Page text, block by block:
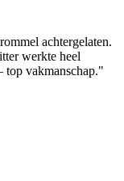
achtergelaten.
werkte heel
top vakmanschap."